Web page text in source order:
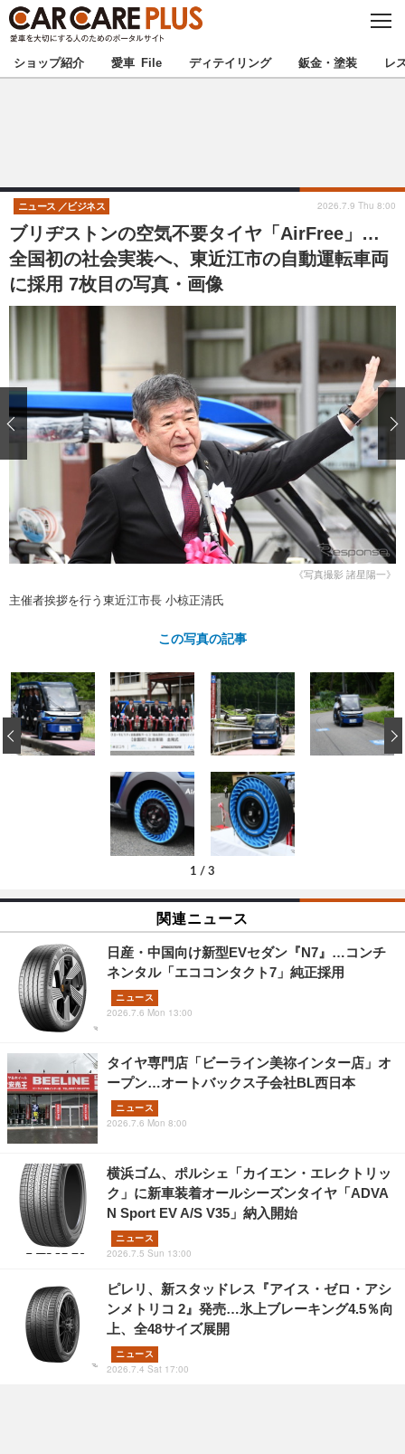
C
S
E
★カーケアプラス認定★ 厳選プロショップを地域から探す
甲信越 北陸
東海 関西
中国
ショップレポート 愛車 File
自動車豆知識 ストップ！不具合修理＆粗悪修理
鈑金・塗装
ディテイリング
ディテイリング 洗車
ヘッドライト磨き コーティング
フィルム・ラッピング
鈑金・塗装
小キズ直し 防錆
ストップ 不具合修理＆粗悪修理
カーメーカー「旧車」関連プロジェ
クト
ショップ紹介
ショップレポート プロショップ検索
レストア
カーメーカー「旧車」関連プロジ
イベント
ショップ紹介 愛車 File ディテイリング 鈑金・塗装 レ
ブリヂストンの空気不要タイヤ「AirFree」…
全国初の社会実装へ、東近江市の自動運転車両
に採用 7枚目の写真・画像
ニュース ビジネス 2026.7.9 Thu 8:00
《写真撮影 諸星陽一》
主催者挨拶を行う東近江市長 小椋正清氏
この写真の記事
1 / 3
‹
関連ニュース
日産・中国向け新型EVセダン『N7』…コンチ
ネンタル「エココンタクト7」純正採用
ニュース
2026.7.6 Mon 13:00
タイヤ専門店「ビーライン美祢インター店」オ
ープン…オートバックス子会社BL西日本
ニュース
2026.7.6 Mon 8:00
横浜ゴム、ポルシェ「カイエン・エレクトリッ
ク」に新車装着オールシーズンタイヤ「ADVA
N Sport EV A/S V35」納入開始
ニュース
2026.7.5 Sun 13:00
ピレリ、新スタッドレス『アイス・ゼロ・アシ
ンメトリコ 2』発売…氷上ブレーキング4.5％向
上、全48サイズ展開
ニュース
2026.7.4 Sat 17:00